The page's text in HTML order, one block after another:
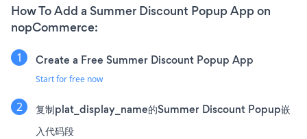
How To Add a Summer Discount Popup App on
nopCommerce:
Create a Free Summer Discount Popup App
Start for free now
复制plat_display_name的Summer Discount Popup嵌
入代码段